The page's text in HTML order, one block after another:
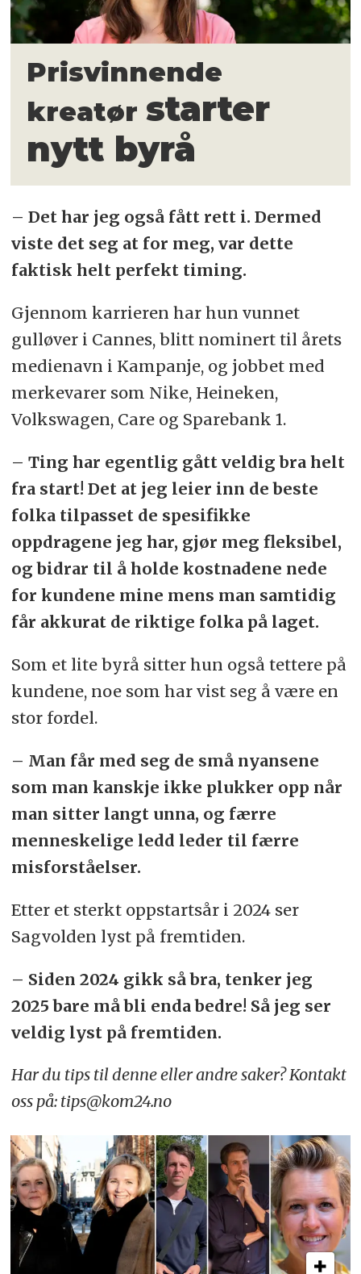
Prisvinnende
kreatørstarter
nytt byrå
– Det har jeg også fått rett i. Dermed
viste det seg at for meg, var dette
faktisk helt perfekt timing.
Gjennom karrieren har hun vunnet
gulløver i Cannes, blitt nominert til årets
medienavn i Kampanje, og jobbet med
merkevarer som Nike, Heineken,
Volkswagen, Care og Sparebank 1.
– Ting har egentlig gått veldig bra helt
fra start! Det at jeg leier inn de beste
folka tilpasset de spesifikke
oppdragene jeg har, gjør meg fleksibel,
og bidrar til å holde kostnadene nede
for kundene mine mens man samtidig
får akkurat de riktige folka på laget.
Som et lite byrå sitter hun også tettere på
kundene, noe som har vist seg å være en
stor fordel.
– Man får med seg de små nyansene
som man kanskje ikke plukker opp når
man sitter langt unna, og færre
menneskelige ledd leder til færre
misforståelser.
Etter et sterkt oppstartsår i 2024 ser
Sagvolden lyst på fremtiden.
– Siden 2024 gikk så bra, tenker jeg
2025 bare må bli enda bedre! Så jeg ser
veldig lyst på fremtiden.
Har du tips til denne eller andre saker? Kontakt
oss på: tips@kom24.no